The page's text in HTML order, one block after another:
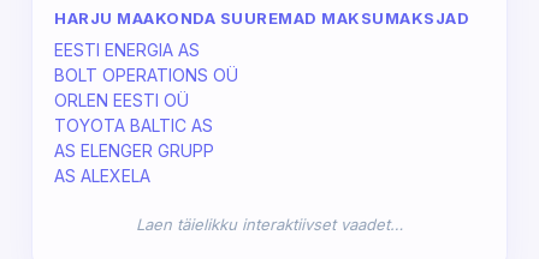
HARJU MAAKONDA SUUREMAD MAKSUMAKSJAD
EESTI ENERGIA AS
BOLT OPERATIONS OÜ
ORLEN EESTI OÜ
TOYOTA BALTIC AS
AS ELENGER GRUPP
AS ALEXELA
Laen täielikku interaktiivset vaadet…